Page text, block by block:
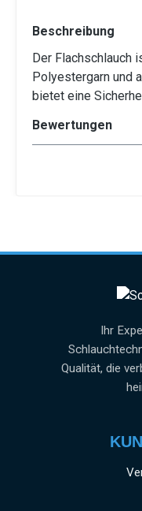
Beschreibung
Der Flachschlauch
Polyestergarn und
bietet eine
Bewertungen
Ihr
Qualität, die